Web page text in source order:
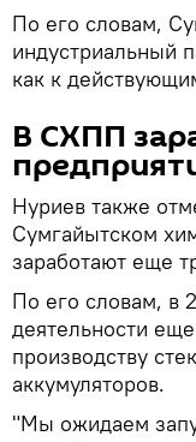
По его словам,
индустриальный
как к
В СХПП
Нуриев также
Сумгайытском
заработают еще
По его словам, в
деятельности
производству
аккумуляторов.
"Мы ожидаем